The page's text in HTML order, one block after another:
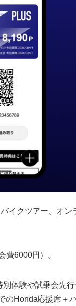
イクツアー、オン
費6000円）。
別体験や試乗会先行
のHonda応援席＋